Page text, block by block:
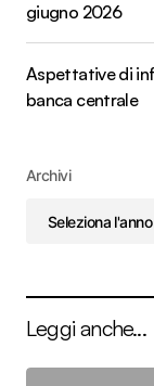
giugno 2026
Aspettative di
banca centrale
Archivi
Leggi anche...